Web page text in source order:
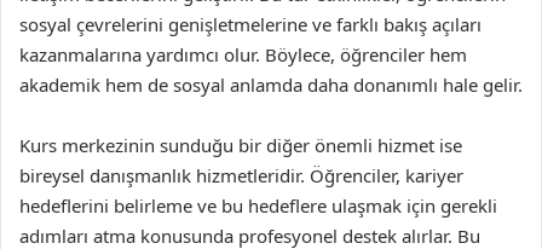
sosyal çevrelerini genişletmelerine ve farklı bakış açıları
kazanmalarına yardımcı olur. Böylece, öğrenciler hem
akademik hem de sosyal anlamda daha donanımlı hale gelir.
Kurs merkezinin sunduğu bir diğer önemli hizmet ise
bireysel danışmanlık hizmetleridir. Öğrenciler, kariyer
hedeflerini belirleme ve bu hedeflere ulaşmak için gerekli
adımları atma konusunda profesyonel destek alırlar. Bu